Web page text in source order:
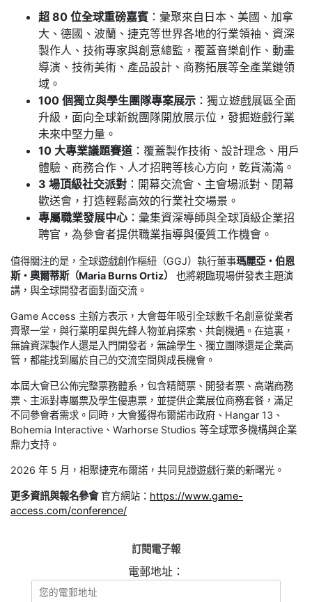
超 80 位全球重磅嘉賓 ：彙聚來自日本、美國、加拿
大、德國、波蘭、捷克等世界各地的行業領袖、資深
製作人、技術專家與創意總監，覆蓋音樂創作、動畫
導演、技術美術、產品設計、商務拓展等全產業鏈領
域。
100 個獨立與學生團隊專案展示 ：獨立遊戲展區全面
升級，面向全球新銳團隊開放展示位，發掘遊戲行業
未來中堅力量。
10 大專業議題賽道 ：覆蓋製作技術、設計理念、用戶
體驗、商務合作、人才招聘等核心方向，乾貨滿滿。
3 場頂級社交派對 ：開幕交流會、主會場派對、閉幕
歡送會，打造輕鬆高效的行業社交場景。
專屬職業發展中心 ：彙集資深導師與全球頂級企業招
聘官，為參會者提供職業指導與優質工作機會。
值得關注的是，全球遊戲創作樞紐（GGJ）執行董事瑪麗亞・伯恩
斯・奧爾蒂斯（Maria Burns Ortiz）
也將親臨現場併發表主題演
講，與全球開發者面對面交流。
Game Access 主辦方表示，大會每年吸引全球數千名創意從業者
齊聚一堂，與行業明星與先鋒人物並肩探索、共創機遇。在這裏，
無論資深製作人還是入門開發者，無論學生、獨立團隊還是企業高
管，都能找到屬於自己的交流空間與成長機會。
本屆大會已公佈完整票務體系，包含精簡票、開發者票、高端商務
票、主派對專屬票及學生優惠票，並提供企業展位商務套餐，滿足
不同參會者需求。同時，大會獲得布爾諾市政府、Hangar 13、
Bohemia Interactive、Warhorse Studios 等全球眾多機構與企業
鼎力支持。
2026 年 5 月，相聚捷克布爾諾，共同見證遊戲行業的新曙光。
更多資訊與報名參會官方網站： https://www.game-
access.com/conference/
訂閱電子報
電郵地址：